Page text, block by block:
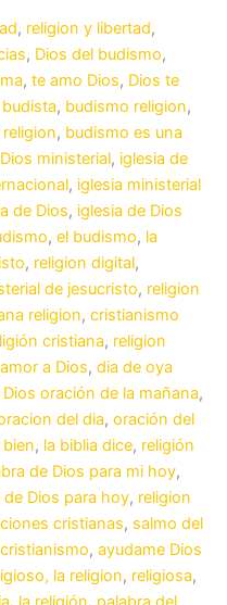
, religion y libertad,
, Dios del budismo,
, te amo Dios, Dios te
, budismo religion,
, budismo es una
ministerial, iglesia de
, iglesia ministerial
de Dios, iglesia de Dios
, el budismo, la
, religion digital,
de jesucristo, religion
religion, cristianismo
cristiana, religion
amor a Dios, dia de oya
oración de la mañana,
del dia, oración del
, la biblia dice, religión
de Dios para mi hoy,
de Dios para hoy, religion
cristianas, salmo del
, ayudame Dios
la religion, religiosa,